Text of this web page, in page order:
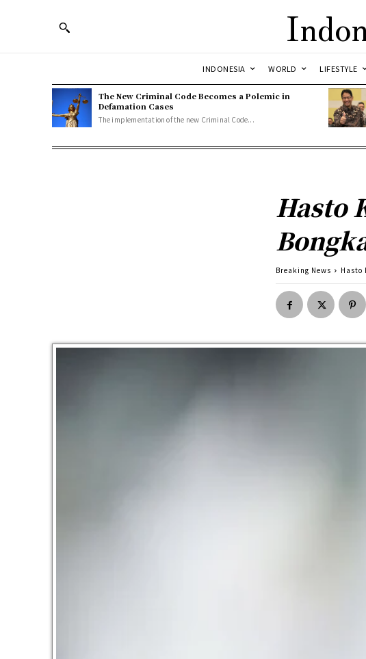
INDONESIA WORLD LIFESTYLE
The New Criminal Code Becomes a Polemic in
Defamation Cases
The implementation of the new Criminal Code...
Hasto
Breaking News Hasto